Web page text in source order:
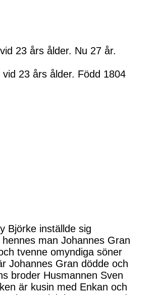
23 års ålder. Nu 27 år.
23 års ålder. Född 1804
Björke inställde sig
man Johannes Gran
tvenne omyndiga söner
Johannes Gran dödde och
broder Husmannen Sven
är kusin med Enkan och